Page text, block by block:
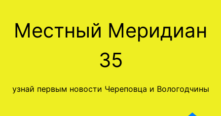
содержимому
Местный Меридиан
35
узнай первым новости Череповца и Вологодчины